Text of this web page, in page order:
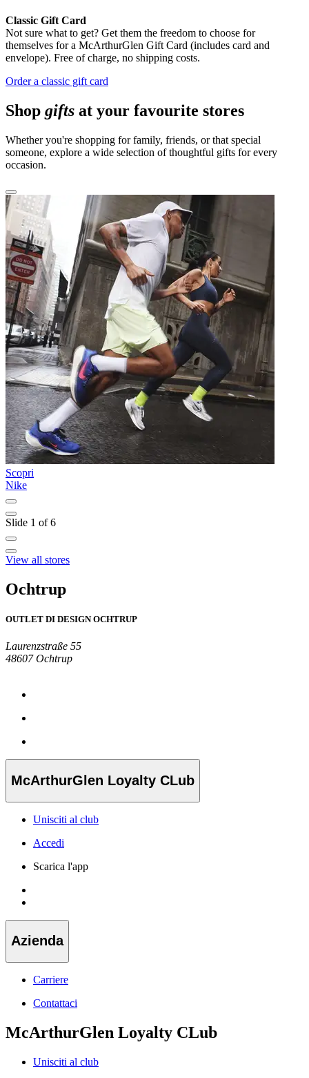
Classic Gift Card
Not sure what to get? Get them the freedom to choose for
themselves for a McArthurGlen Gift Card (includes card and
envelope). Free of charge, no shipping costs.
Order a classic gift card
Shop gifts at your favourite stores
Whether you're shopping for family, friends, or that special
someone, explore a wide selection of thoughtful gifts for every
occasion.
Scopri
Nike
Slide 1 of 6
View all stores
Ochtrup
OUTLET DI DESIGN OCHTRUP
Laurenzstraße 55
48607 Ochtrup
McArthurGlen Loyalty CLub
Unisciti al club
Accedi
Scarica l'app
Azienda
Carriere
Contattaci
McArthurGlen Loyalty CLub
Unisciti al club